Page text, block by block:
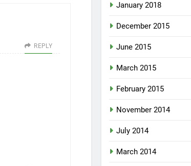
REPLY
January 2018
December 2015
June 2015
March 2015
February 2015
November 2014
July 2014
March 2014